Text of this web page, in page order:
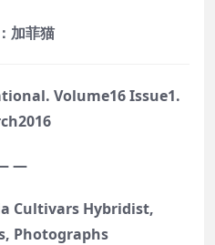
加菲猫
Volume16 Issue1.
—
Cultivars Hybridist,
Photographs